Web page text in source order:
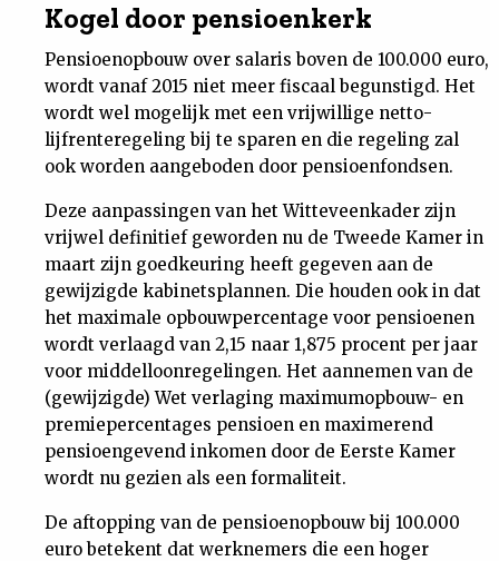
Magazine
Podcast
Dossiers
Nieuwsbrief
Contact
Kogel door pensioenkerk
Pensioenopbouw over salaris boven de 100.000 euro,
wordt vanaf 2015 niet meer fiscaal begunstigd. Het
wordt wel mogelijk met een vrijwillige netto-
lijfrenteregeling bij te sparen en die regeling zal
ook worden aangeboden door pensioenfondsen.
Deze aanpassingen van het Witteveenkader zijn
vrijwel definitief geworden nu de Tweede Kamer in
maart zijn goedkeuring heeft gegeven aan de
gewijzigde kabinetsplannen. Die houden ook in dat
het maximale opbouwpercentage voor pensioenen
wordt verlaagd van 2,15 naar 1,875 procent per jaar
voor middelloonregelingen. Het aannemen van de
(gewijzigde) Wet verlaging maximumopbouw- en
premiepercentages pensioen en maximerend
pensioengevend inkomen door de Eerste Kamer
wordt nu gezien als een formaliteit.
De aftopping van de pensioenopbouw bij 100.000
euro betekent dat werknemers die een hoger